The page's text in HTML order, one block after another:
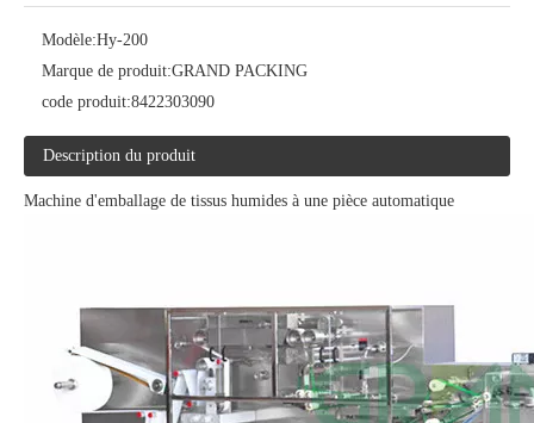
Modèle:Hy-200
Marque de produit:GRAND PACKING
code produit:8422303090
Description du produit
Machine d'emballage de tissus humides à une pièce automatique